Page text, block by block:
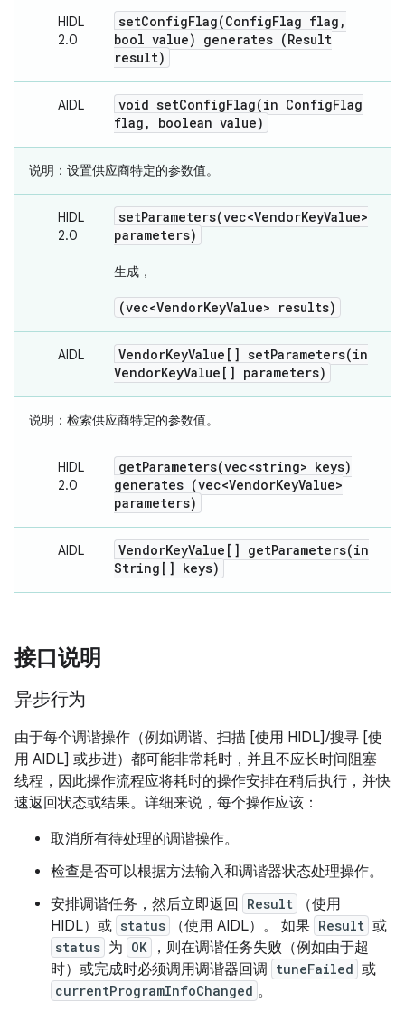
HIDL
2.0
setConfigFlag(ConfigFlag flag ,
bool value) generates (Result
result)
AIDL void setConfigFlag(in ConfigFlag
flag , boolean value)
说明 ：设置供应商特定的参数值。
HIDL
2.0
setParameters(vec<VendorKeyValue>
parameters)
生成 ，
(vec<VendorKeyValue> results)
AIDL VendorKeyValue[] setParameters(in
VendorKeyValue[] parameters)
说明 ：检索供应商特定的参数值。
HIDL
2.0
getParameters(vec<string> keys)
generates (vec<VendorKeyValue>
parameters)
AIDL VendorKeyValue[] getParameters(in
String[] keys)
接口说明
异步行为
由于每个调谐操作（例如调谐、扫描 [使用 HIDL]/搜寻 [使
用 AIDL] 或步进）都可能非常耗时，并且不应长时间阻塞
线程，因此操作流程应将耗时的操作安排在稍后执行，并快
速返回状态或结果。详细来说，每个操作应该：
取消所有待处理的调谐操作。
检查是否可以根据方法输入和调谐器状态处理操作。
安排调谐任务，然后立即返回
Result
（使用
HIDL）或 status （使用 AIDL）。 如果 Result 或
status 为 OK
，则在调谐任务失败（例如由于超
时）或完成时必须调用调谐器回调 tuneFailed 或
currentProgramInfoChanged 。